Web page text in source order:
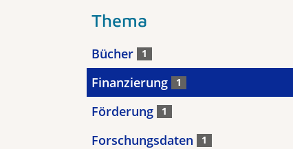
Thema
Bücher 1
Finanzierung 1
Förderung 1
Forschungsdaten 1